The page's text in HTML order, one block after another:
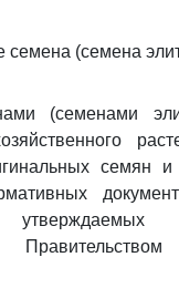
семена (семена
(семенами
семян и